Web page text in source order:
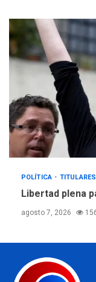
POLÍTICA TITULARES
Libertad plena
agosto 7, 2026